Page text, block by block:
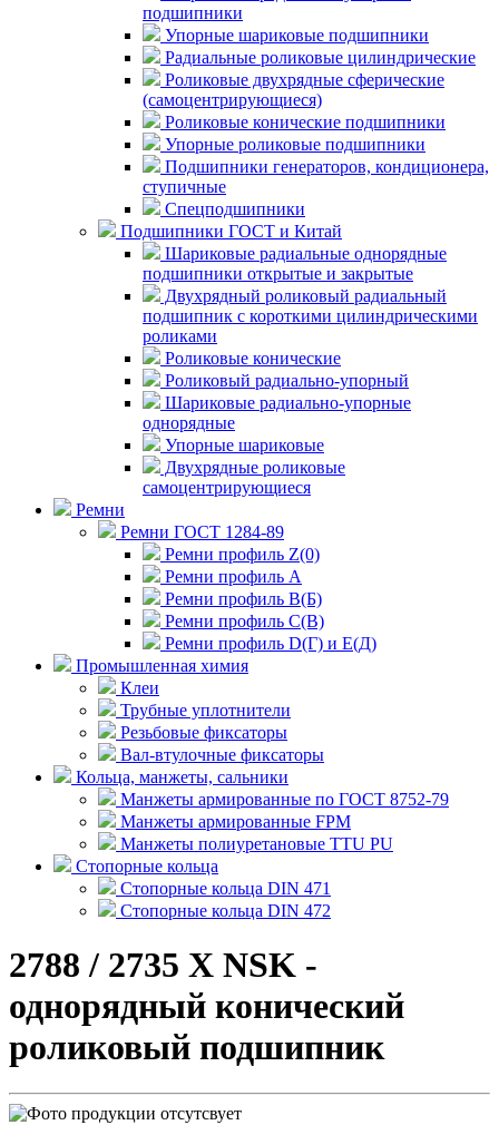
подшипники
Упорные шариковые подшипники
Радиальные роликовые цилиндрические
Роликовые двухрядные сферические
(самоцентрирующиеся)
Роликовые конические подшипники
Упорные роликовые подшипники
Подшипники генераторов, кондиционера,
ступичные
Спецподшипники
Подшипники ГОСТ и Китай
Шариковые радиальные однорядные
подшипники открытые и закрытые
Двухрядный роликовый радиальный
подшипник с короткими цилиндрическими
роликами
Роликовые конические
Роликовый радиально-упорный
Шариковые радиально-упорные
однорядные
Упорные шариковые
Двухрядные роликовые
самоцентрирующиеся
Ремни
Ремни ГОСТ 1284-89
Ремни профиль Z(0)
Ремни профиль А
Ремни профиль В(Б)
Ремни профиль С(В)
Ремни профиль D(Г) и E(Д)
Промышленная химия
Клеи
Трубные уплотнители
Резьбовые фиксаторы
Вал-втулочные фиксаторы
Кольца, манжеты, сальники
Манжеты армированные по ГОСТ 8752-79
Манжеты армированные FPM
Манжеты полиуретановые TTU PU
Стопорные кольца
Стопорные кольца DIN 471
Стопорные кольца DIN 472
2788 / 2735 X NSK -
однорядный конический
роликовый подшипник